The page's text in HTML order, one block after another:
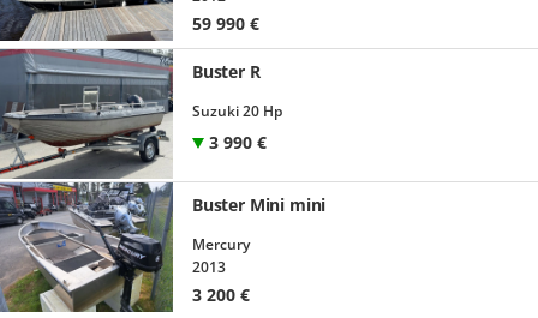
59 990 €
Buster R
Suzuki 20 Hp
3 990 €
Buster Mini mini
Mercury
2013
3 200 €